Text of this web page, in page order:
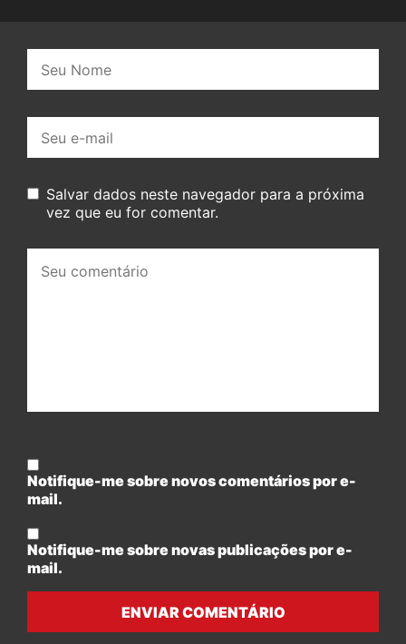
mail:
Salvar dados neste navegador para a próxima
vez que eu for comentar.
comentário:
Notifique-me sobre novos comentários por e-
mail.
Notifique-me sobre novas publicações por e-
mail.
ENVIAR COMENTÁRIO